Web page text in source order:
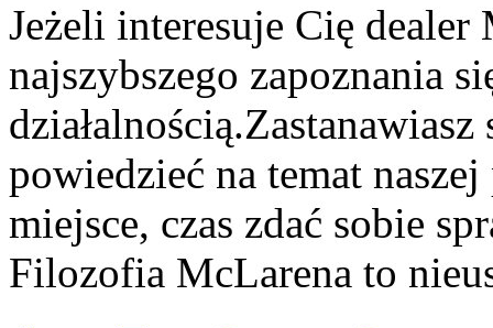
Jeżeli interesuje Cię
najszybszego zapoznania
powiedzieć na temat
miejsce, czas zdać sobie
Filozofia McLarena to